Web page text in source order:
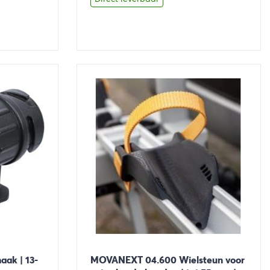
Bekijk Toevoegen aan
| 13-
MOVANEXT 04.600 Wielsteun voor